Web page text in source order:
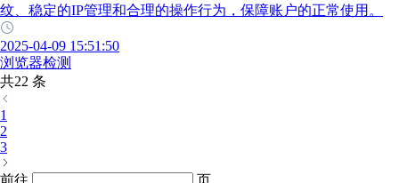
纹、稳定的IP管理和合理的操作行为，保障账户的正常使用。
2025-04-09 15:51:50
浏览器检测
共22 条
1
2
3
前往 页